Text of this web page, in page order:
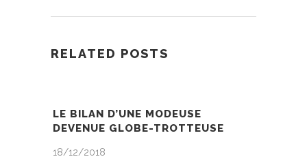
RELATED POSTS
LE BILAN D’UNE MODEUSE
DEVENUE GLOBE-TROTTEUSE
18/12/2018